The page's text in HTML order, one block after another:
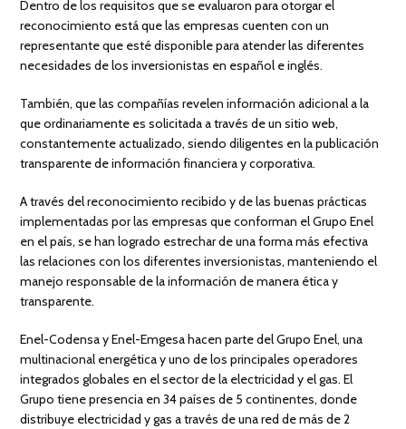
Dentro de los requisitos que se evaluaron para otorgar el
reconocimiento está que las empresas cuenten con un
representante que esté disponible para atender las diferentes
necesidades de los inversionistas en español e inglés.
También, que las compañías revelen información adicional a la
que ordinariamente es solicitada a través de un sitio web,
constantemente actualizado, siendo diligentes en la publicación
transparente de información financiera y corporativa.
A través del reconocimiento recibido y de las buenas prácticas
implementadas por las empresas que conforman el Grupo Enel
en el país, se han logrado estrechar de una forma más efectiva
las relaciones con los diferentes inversionistas, manteniendo el
manejo responsable de la información de manera ética y
transparente.
Enel-Codensa y Enel-Emgesa hacen parte del Grupo Enel, una
multinacional energética y uno de los principales operadores
integrados globales en el sector de la electricidad y el gas. El
Grupo tiene presencia en 34 países de 5 continentes, donde
distribuye electricidad y gas a través de una red de más de 2